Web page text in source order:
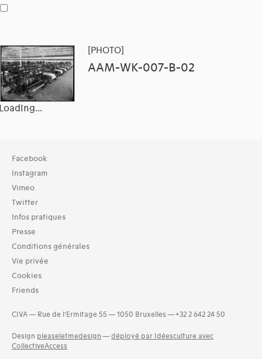
[PHOTO]
AAM-WK-007-B-02
Collection
Bibliothèque (27330)
Archives (2360)
Typologies documents
Livres (19287)
Dossiers documentaires (3512)
Séries (activités) (26)
Exemplaires (3)
Photos (4521)
Etat des collections (2)
and 1 more
Langues
Bosniaque (1)
Facebook
Instagram
Vimeo
Twitter
Infos pratiques
Presse
Conditions générales
Vie privée
Cookies
Friends
CIVA — Rue de l’Ermitage 55 — 1050 Bruxelles — +32 2 642 24 50
Design pleaseletmedesign — déployé par Idéesculture avec
CollectiveAccess